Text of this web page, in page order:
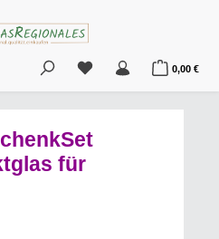
Du hast 0 Produkte
0,00 €
für